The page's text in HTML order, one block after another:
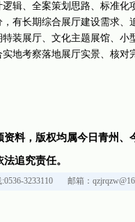
辑、全案策划思路、标准化
有长期综合展厅建设需求、
装展厅、文化主题展馆、小
地考察落地展厅实景、核对
料，版权均属今日青州、
追究责任。
:0536-3233110 邮箱：